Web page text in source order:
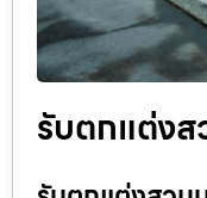
รับตกแต่ง